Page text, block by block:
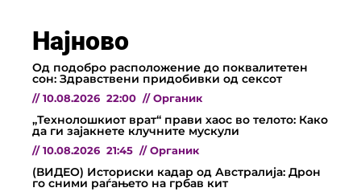
Најново
Од подобро расположение до поквалитетен
сон: Здравствени придобивки од сексот
// 10.08.2026 22:00 // Органик
„Технолошкиот врат“ прави хаос во телото: Како
да ги зајакнете клучните мускули
// 10.08.2026 21:45 // Органик
(ВИДЕО) Историски кадар од Австралија: Дрон
го сними раѓањето на грбав кит